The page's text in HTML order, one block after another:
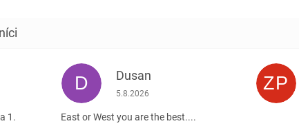
je 5 z 5 hviezdičiek.
1.
D Dusan
Hodnotenie obchodu je 5 z 5 hviezdičiek.
5.8.2026
East or West you are the best....
ZP